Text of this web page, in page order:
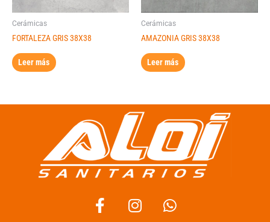
Cerámicas
FORTALEZA GRIS 38X38
Leer más
Cerámicas
AMAZONIA GRIS 38X38
Leer más
F
a
I
n
W
h